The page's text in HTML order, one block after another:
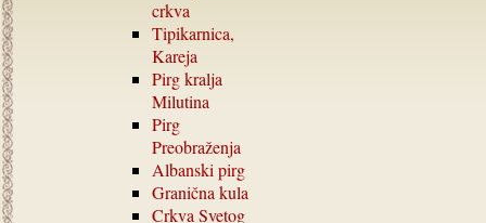
crkva
Tipikarnica,
Kareja
Pirg kralja
Milutina
Pirg
Preobraženja
Albanski pirg
Granična kula
Crkva Svetog